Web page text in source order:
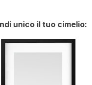
unico il tuo cimelio: